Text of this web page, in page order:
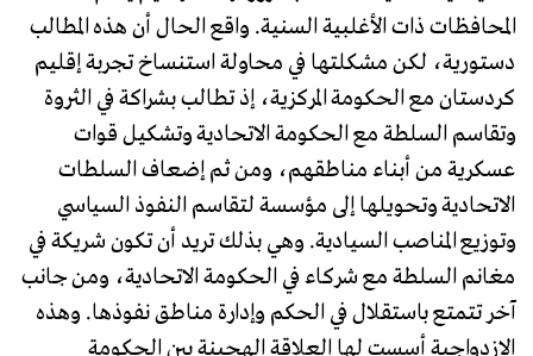
المحافظات ذات الأغلبية السنية. واقع الحال أن هذه المطالب
دستورية، لكن مشكلتها في محاولة استنساخ تجربة إقليم
كردستان مع الحكومة المركزية، إذ تطالب بشراكة في الثروة
وتقاسم السلطة مع الحكومة الاتحادية وتشكيل قوات
عسكرية من أبناء مناطقهم، ومن ثم إضعاف السلطات
الاتحادية وتحويلها إلى مؤسسة لتقاسم النفوذ السياسي
وتوزيع المناصب السيادية. وهي بذلك تريد أن تكون شريكة في
مغانم السلطة مع شركاء في الحكومة الاتحادية، ومن جانب
آخر تتمتع باستقلال في الحكم وإدارة مناطق نفوذها. وهذه
الازدواجية أسست لها العلاقة الهجينة بين الحكومة